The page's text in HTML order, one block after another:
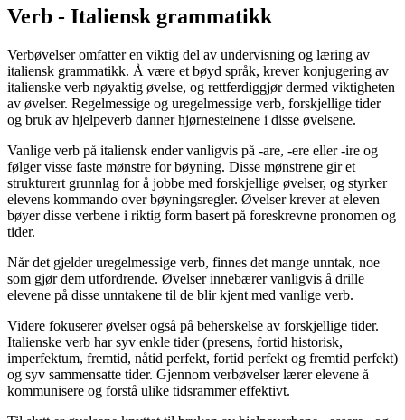
Verb - Italiensk grammatikk
Verbøvelser omfatter en viktig del av undervisning og læring av
italiensk grammatikk. Å være et bøyd språk, krever konjugering av
italienske verb nøyaktig øvelse, og rettferdiggjør dermed viktigheten
av øvelser. Regelmessige og uregelmessige verb, forskjellige tider
og bruk av hjelpeverb danner hjørnesteinene i disse øvelsene.
Vanlige verb på italiensk ender vanligvis på -are, -ere eller -ire og
følger visse faste mønstre for bøyning. Disse mønstrene gir et
strukturert grunnlag for å jobbe med forskjellige øvelser, og styrker
elevens kommando over bøyningsregler. Øvelser krever at eleven
bøyer disse verbene i riktig form basert på foreskrevne pronomen og
tider.
Når det gjelder uregelmessige verb, finnes det mange unntak, noe
som gjør dem utfordrende. Øvelser innebærer vanligvis å drille
elevene på disse unntakene til de blir kjent med vanlige verb.
Videre fokuserer øvelser også på beherskelse av forskjellige tider.
Italienske verb har syv enkle tider (presens, fortid historisk,
imperfektum, fremtid, nåtid perfekt, fortid perfekt og fremtid perfekt)
og syv sammensatte tider. Gjennom verbøvelser lærer elevene å
kommunisere og forstå ulike tidsrammer effektivt.